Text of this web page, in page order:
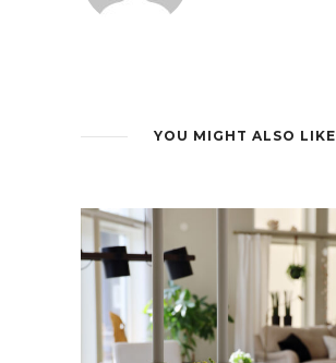
YOU MIGHT ALSO LIKE